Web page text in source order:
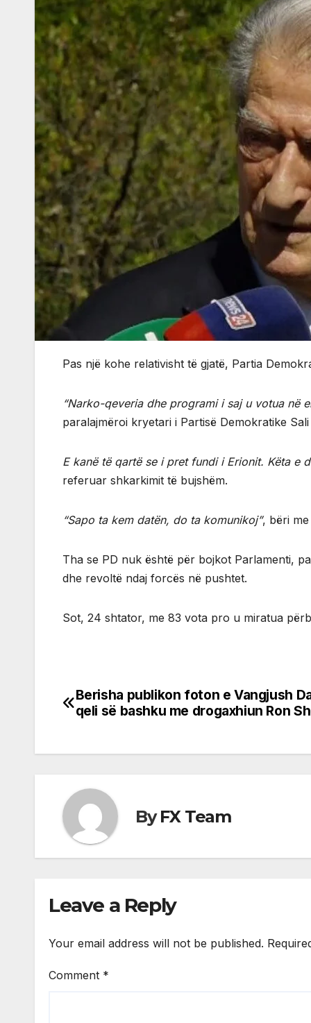
Pas një kohe relativisht të gjatë, Partia
“Narko-qeveria dhe programi i saj u votua në
paralajmëroi kryetari i Partisë Demokratike
E kanë të qartë se i pret fundi i Erionit. Këta e
referuar shkarkimit të bujshëm.
“Sapo ta kem datën, do ta komunikoj”, bëri
Tha se PD nuk është për bojkot Parlamenti,
dhe revoltë ndaj forcës në pushtet.
Sot, 24 shtator, me 83 vota pro u miratua
Post
Berisha publikon foton e Vangjush
qeli së bashku me drogaxhiun Ron
ByFX Team
Leave a Reply
Your email address will not be published.
Comment *